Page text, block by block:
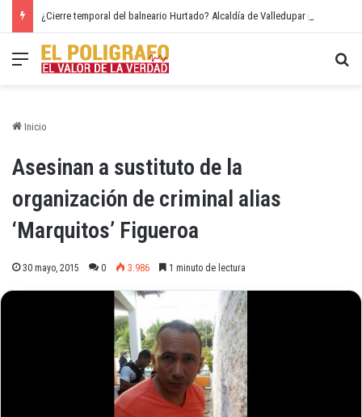
Menú
Inicio
Asesinan a sustituto de la
organización de criminal alias
‘Marquitos’ Figueroa
30 mayo, 2015 0 3.986 1 minuto de lectura